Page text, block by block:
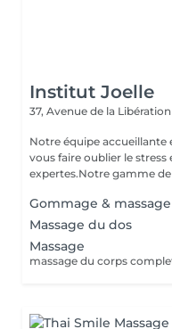
Institut Joelle
37, Avenue de la Libération
Notre équipe
vous faire oublier le stress
expertes.Notre gamme de
Gommage &
Massage du dos
Massage
massage du corps